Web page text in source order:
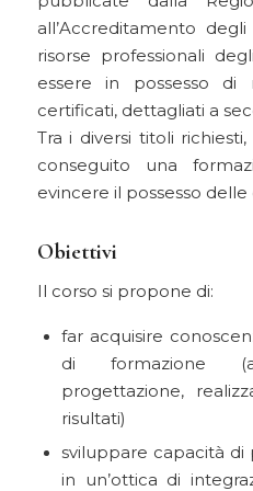
all’Accreditamento
risorse professionali
essere in possesso di
certificati, dettagliati a
Tra i diversi titoli
conseguito una
evincere il possesso
Obiettivi
Il corso si propone di:
far acquisire
di formazione
progettazione,
risultati)
sviluppare capacità
in un’ottica di